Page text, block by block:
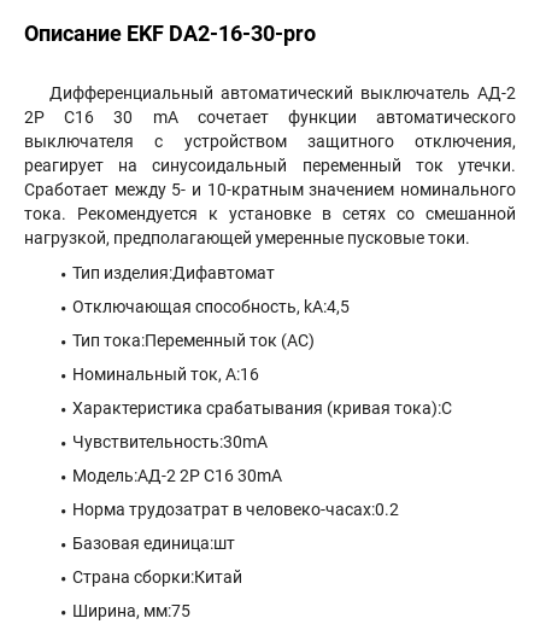
Описание EKF DA2-16-30-pro
Дифференциальный автоматический выключатель АД-2
2P C16 30 mA сочетает функции автоматического
выключателя с устройством защитного отключения,
реагирует на синусоидальный переменный ток утечки.
Сработает между 5- и 10-кратным значением номинального
тока. Рекомендуется к установке в сетях со смешанной
нагрузкой, предполагающей умеренные пусковые токи.
Тип изделия:Дифавтомат
Отключающая способность, kA:4,5
Тип тока:Переменный ток (АС)
Номинальный ток, А:16
Характеристика срабатывания (кривая тока):C
Чувствительность:30mA
Модель:АД-2 2P C16 30mA
Норма трудозатрат в человеко-часах:0.2
Базовая единица:шт
Страна сборки:Китай
Ширина, мм:75